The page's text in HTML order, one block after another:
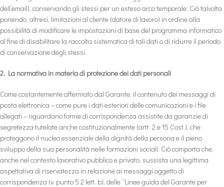
dell’email), conservando gli stessi per un esteso arco temporale. Ciò talvolta
ponendo, altresì, limitazioni al cliente (datore di lavoro) in ordine alla
possibilità di modificare le impostazioni di base del programma informatico
al fine di disabilitare la raccolta sistematica di tali dati o di ridurre il periodo
di conservazione degli stessi.
2. La normativa in materia di protezione dei dati personali
Come costantemente affermato dal Garante, il contenuto dei messaggi di
posta elettronica – come pure i dati esteriori delle comunicazioni e i file
allegati – riguardano forme di corrispondenza assistite da garanzie di
segretezza tutelate anche costituzionalmente (artt. 2 e 15 Cost.), che
proteggono il nucleo essenziale della dignità della persona e il pieno
sviluppo della sua personalità nelle formazioni sociali. Ciò comporta che,
anche nel contesto lavorativo pubblico e privato, sussista una legittima
aspettativa di riservatezza in relazione ai messaggi oggetto di
corrispondenza (v. punto 5.2 lett. b), delle “Linee guida del Garante per